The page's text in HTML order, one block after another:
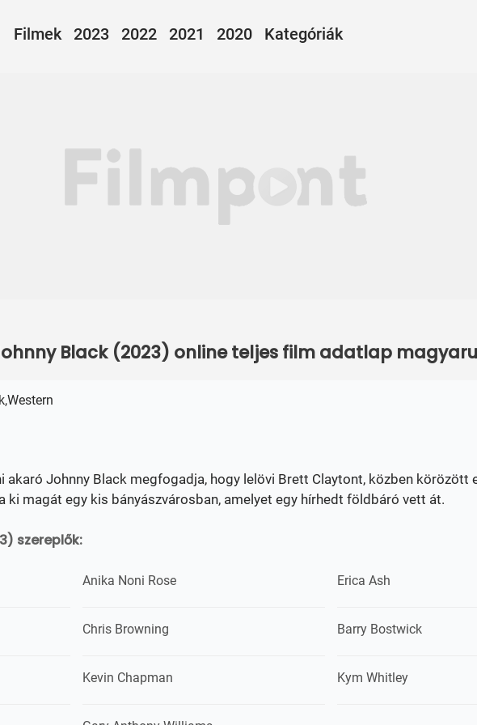
Filmek 2023 2022 2021 2020 Kategóriák
Black (2023) online teljes film adatlap
akaró Johnny Black megfogadja, hogy lelövi Brett Claytont, közben körözött
ki magát egy kis bányászvárosban, amelyet egy hírhedt földbáró vett át.
szereplők:
Anika Noni Rose Erica Ash
Chris Browning Barry Bostwick
Kevin Chapman Kym Whitley